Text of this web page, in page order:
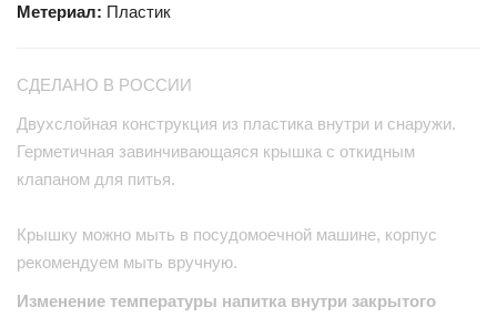
Метериал: Пластик
СДЕЛАНО В РОССИИ
Двухслойная конструкция из пластика внутри и снаружи.
Герметичная завинчивающаяся крышка с откидным
клапаном для питья.
Крышку можно мыть в посудомоечной машине, корпус
рекомендуем мыть вручную.
Изменение температуры напитка внутри закрытого